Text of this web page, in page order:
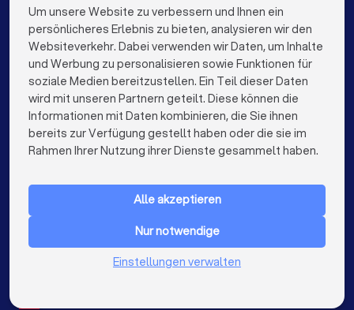
Stuckateure in Köln
Stuckateure in Frankfurt am Main
Stuckateure in Stuttgart
Stuckateure in Düsseldorf
Stuckateure in Dortmund
Stuckateure in Essen
Stuckateure in Dresden
Stuckateure in Hannover
Stuckateure in Leipzig
Stuckateure in Duisburg
Stuckateure in Bochum
Stuckateure in Wuppertal
Die besten Stuckateure für Sie
info@trustlocal.de
FÜR PRIVATPERSONEN
Niederlande
Um unsere Website zu verbessern und Ihnen ein
persönlicheres Erlebnis zu bieten, analysieren wir den
Websiteverkehr. Dabei verwenden wir Daten, um Inhalte
und Werbung zu personalisieren sowie Funktionen für
soziale Medien bereitzustellen. Ein Teil dieser Daten
wird mit unseren Partnern geteilt. Diese können die
Informationen mit Daten kombinieren, die Sie ihnen
bereits zur Verfügung gestellt haben oder die sie im
Rahmen Ihrer Nutzung ihrer Dienste gesammelt haben.
Alle akzeptieren
Nur notwendige
Einstellungen verwalten